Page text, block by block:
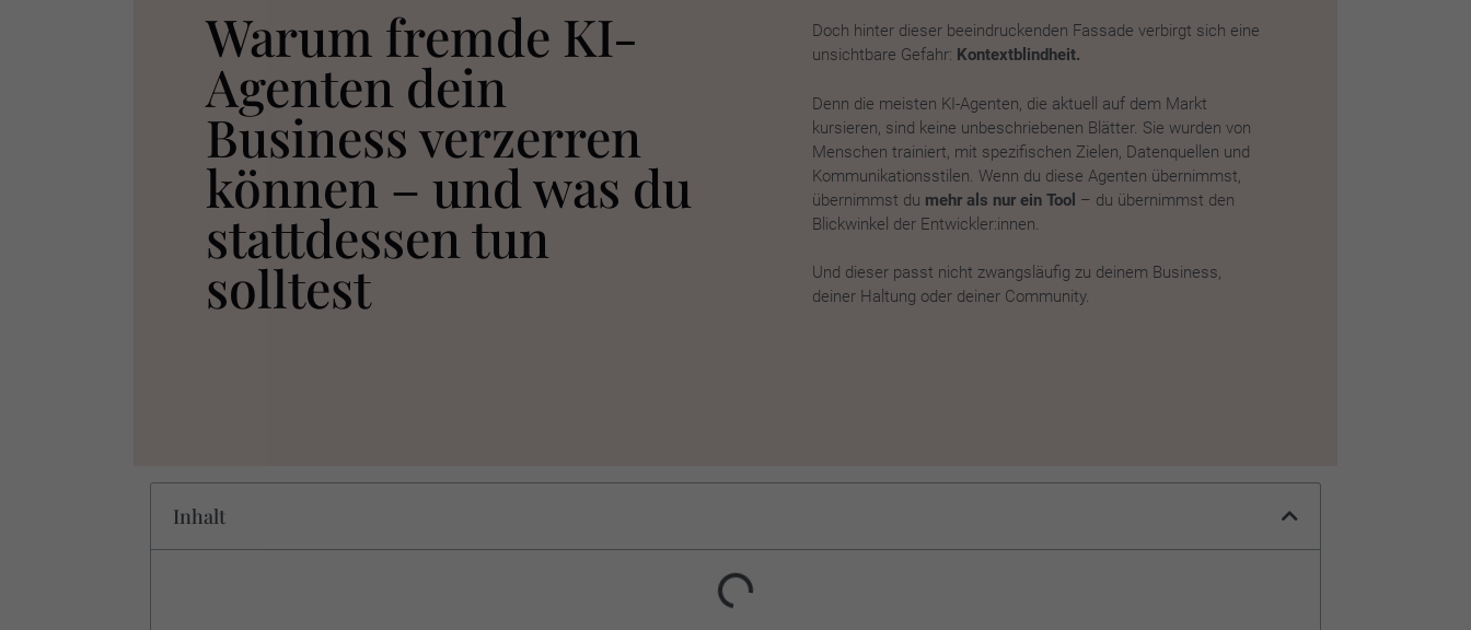
Warum fremde KI-
Agenten dein
Business verzerren
können – und was du
stattdessen tun
solltest
Doch hinter dieser beeindruckenden Fassade verbirgt sich eine
unsichtbare Gefahr: Kontextblindheit.
Denn die meisten KI-Agenten, die aktuell auf dem Markt
kursieren, sind keine unbeschriebenen Blätter. Sie wurden von
Menschen trainiert, mit spezifischen Zielen, Datenquellen und
Kommunikationsstilen. Wenn du diese Agenten übernimmst,
übernimmst du mehr als nur ein Tool – du übernimmst den
Blickwinkel der Entwickler:innen.
Und dieser passt nicht zwangsläufig zu deinem Business,
deiner Haltung oder deiner Community.
Inhalt